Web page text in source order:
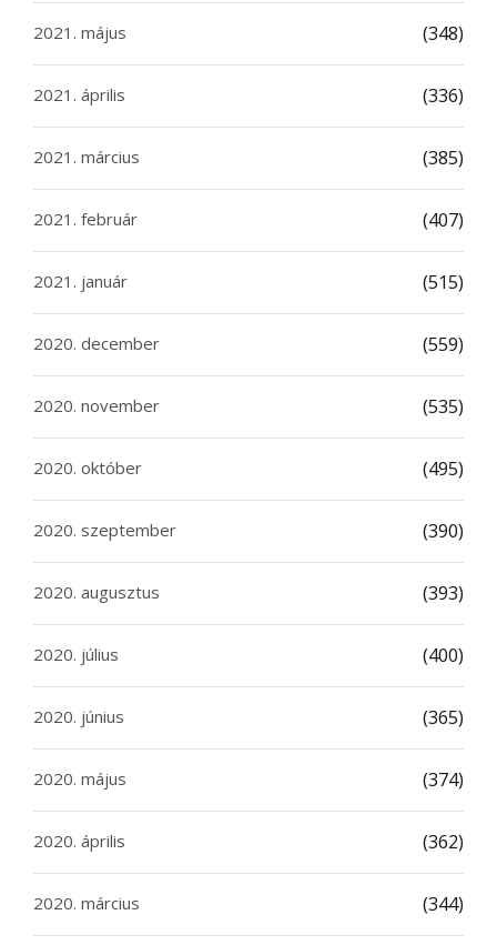
2021. május (348)
2021. április (336)
2021. március (385)
2021. február (407)
2021. január (515)
2020. december (559)
2020. november (535)
2020. október (495)
2020. szeptember (390)
2020. augusztus (393)
2020. július (400)
2020. június (365)
2020. május (374)
2020. április (362)
2020. március (344)